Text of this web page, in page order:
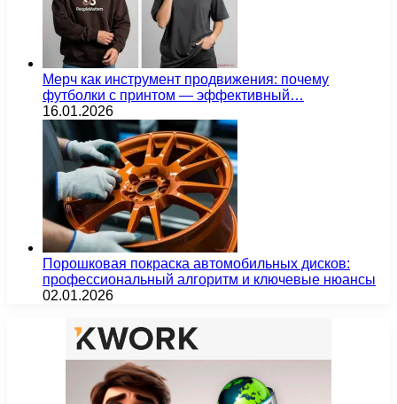
Мерч как инструмент продвижения: почему
футболки с принтом — эффективный…
16.01.2026
Порошковая покраска автомобильных дисков:
профессиональный алгоритм и ключевые нюансы
02.01.2026